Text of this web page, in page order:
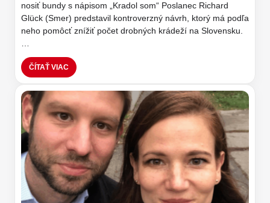
nosiť bundy s nápisom „Kradol som“ Poslanec Richard
Glück (Smer) predstavil kontroverzný návrh, ktorý má podľa
neho pomôcť znížiť počet drobných krádeží na Slovensku.
ČÍTAŤ VIAC